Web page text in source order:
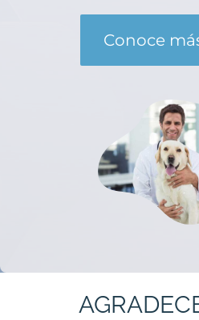
Conoce